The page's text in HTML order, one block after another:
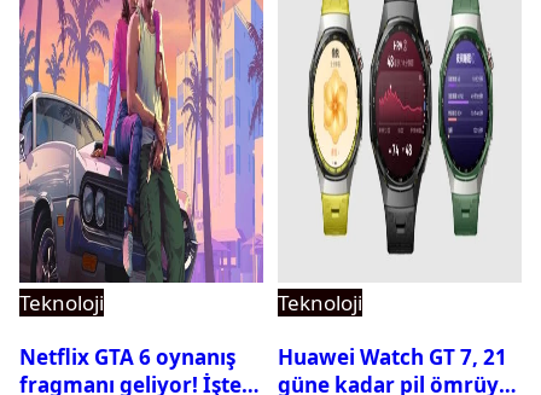
Teknoloji
Netflix GTA 6 oynanış
fragmanı geliyor! İşte
Teknoloji
Huawei Watch GT 7, 21
güne kadar pil ömrüyle